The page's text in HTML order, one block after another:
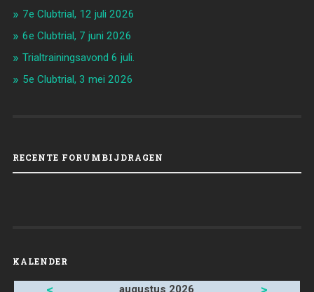
7e Clubtrial, 12 juli 2026
6e Clubtrial, 7 juni 2026
Trialtrainingsavond 6 juli.
5e Clubtrial, 3 mei 2026
RECENTE FORUMBIJDRAGEN
KALENDER
augustus 2026